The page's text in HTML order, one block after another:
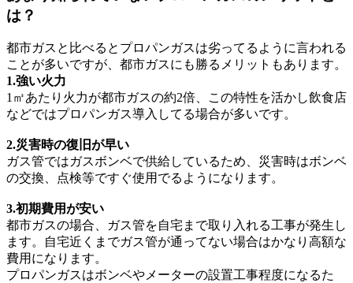
は？
都市ガスと比べるとプロパンガスは劣ってるように言われる
ことが多いですが、都市ガスにも勝るメリットもあります。
1.強い火力
1㎥あたり火力が都市ガスの約2倍、この特性を活かし飲食店
などではプロパンガス導入してる場合が多いです。
2.災害時の復旧が早い
ガス管ではガスボンベで供給しているため、災害時はボンベ
の交換、点検等ですぐ使用でるようになります。
3.初期費用が安い
都市ガスの場合、ガス管を自宅まで取り入れる工事が発生し
ます。自宅近くまでガス管が通ってない場合はかなり高額な
費用になります。
プロパンガスはボンベやメーターの設置工事程度になるた